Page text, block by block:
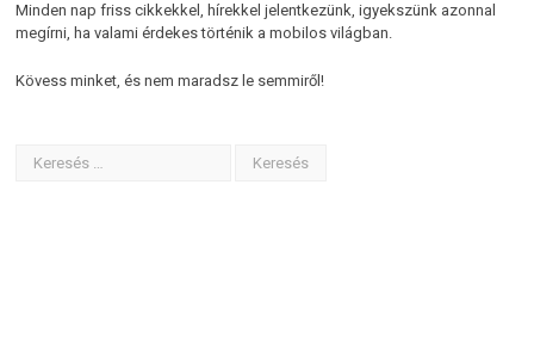
Minden nap friss cikkekkel, hírekkel jelentkezünk, igyekszünk azonnal
megírni, ha valami érdekes történik a mobilos világban.
Kövess minket, és nem maradsz le semmiről!